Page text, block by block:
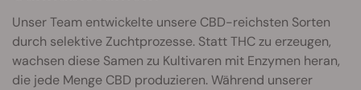
Unser Team entwickelte unsere CBD-reichsten Sorten
durch selektive Zuchtprozesse. Statt THC zu erzeugen,
wachsen diese Samen zu Kultivaren mit Enzymen heran,
die jede Menge CBD produzieren. Während unserer